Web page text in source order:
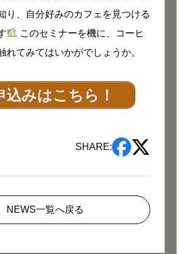
り、自分好みのカフェを見つける
このセミナーを機に、コーヒ
れてみてはいかがでしょうか。
込みはこちら！
SHARE:
NEWS一覧へ戻る